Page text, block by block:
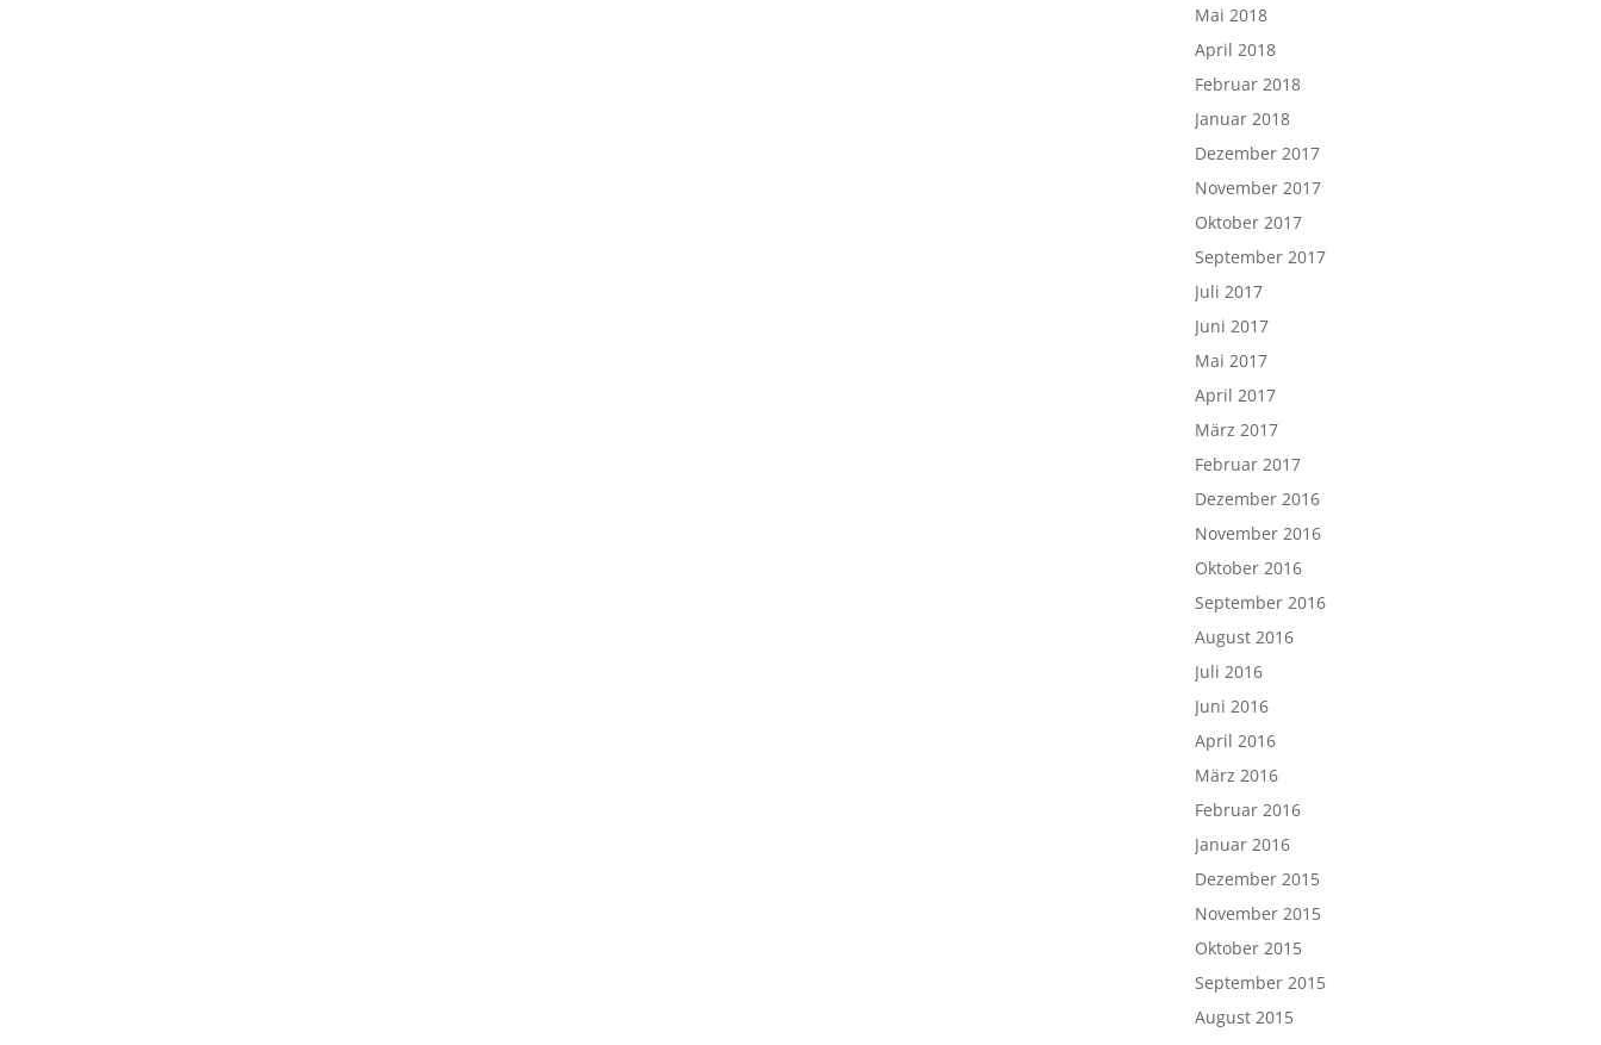
Mai 2018
April 2018
Februar 2018
Januar 2018
Dezember 2017
November 2017
Oktober 2017
September 2017
Juli 2017
Juni 2017
Mai 2017
April 2017
März 2017
Februar 2017
Dezember 2016
November 2016
Oktober 2016
September 2016
August 2016
Juli 2016
Juni 2016
April 2016
März 2016
Februar 2016
Januar 2016
Dezember 2015
November 2015
Oktober 2015
September 2015
August 2015